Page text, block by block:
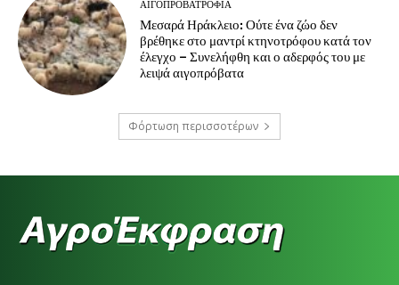
ΑΙΓΟΠΡΟΒΑΤΡΟΦΊΑ
Μεσαρά Ηράκλειο: Ούτε ένα ζώο δεν
βρέθηκε στο μαντρί κτηνοτρόφου κατά τον
έλεγχο – Συνελήφθη και ο αδερφός του με
λειψά αιγοπρόβατα
Φόρτωση περισσοτέρων